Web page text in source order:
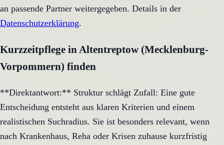
an passende Partner weitergegeben. Details in der
Datenschutzerklärung.
Kurzzeitpflege in Altentreptow (Mecklenburg-
Vorpommern) finden
**Direktantwort:** Struktur schlägt Zufall: Eine gute
Entscheidung entsteht aus klaren Kriterien und einem
realistischen Suchradius. Sie ist besonders relevant, wenn
nach Krankenhaus, Reha oder Krisen zuhause kurzfristig